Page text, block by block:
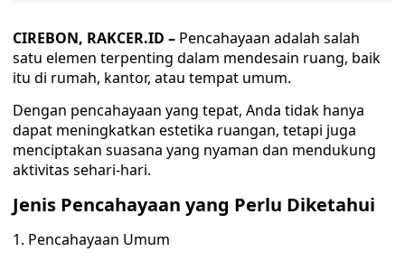
CIREBON, RAKCER.ID – Pencahayaan adalah salah
satu elemen terpenting dalam mendesain ruang, baik
itu di rumah, kantor, atau tempat umum.
Dengan pencahayaan yang tepat, Anda tidak hanya
dapat meningkatkan estetika ruangan, tetapi juga
menciptakan suasana yang nyaman dan mendukung
aktivitas sehari-hari.
Jenis Pencahayaan yang Perlu Diketahui
1. Pencahayaan Umum